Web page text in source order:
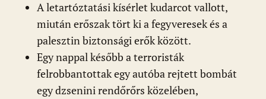
A letartóztatási kísérlet kudarcot vallott,
miután erőszak tört ki a fegyveresek és a
palesztin biztonsági erők között.
Egy nappal később a terroristák
felrobbantottak egy autóba rejtett bombát
egy dzsenini rendőrőrs közelében,